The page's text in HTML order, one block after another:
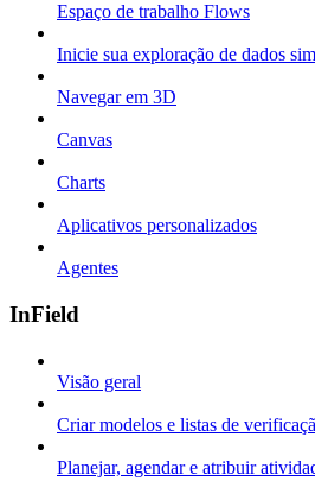
Espaço de trabalho Flows
Inicie sua exploração de dados
Navegar em 3D
Canvas
Charts
Aplicativos personalizados
Agentes
InField
Visão geral
Criar modelos e listas de
Planejar, agendar e atribuir